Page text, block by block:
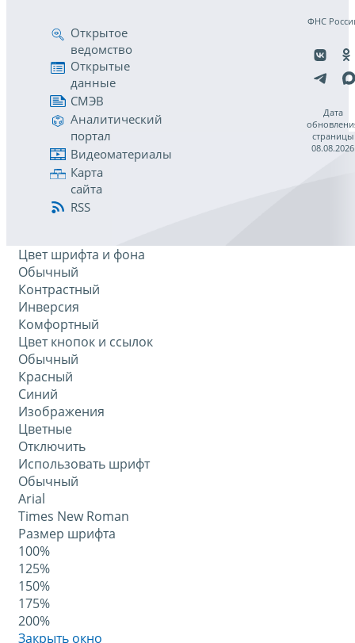
Открытое
ведомство
Открытые
данные
СМЭВ
Аналитический
портал
Видеоматериалы
Карта
сайта
RSS
ФНС
Дата
страницы
08.08.2026
Цвет шрифта и фона
Обычный
Контрастный
Инверсия
Комфортный
Цвет кнопок и ссылок
Обычный
Красный
Синий
Изображения
Цветные
Отключить
Использовать шрифт
Обычный
Arial
Times New Roman
Размер шрифта
100%
125%
150%
175%
200%
Закрыть окно